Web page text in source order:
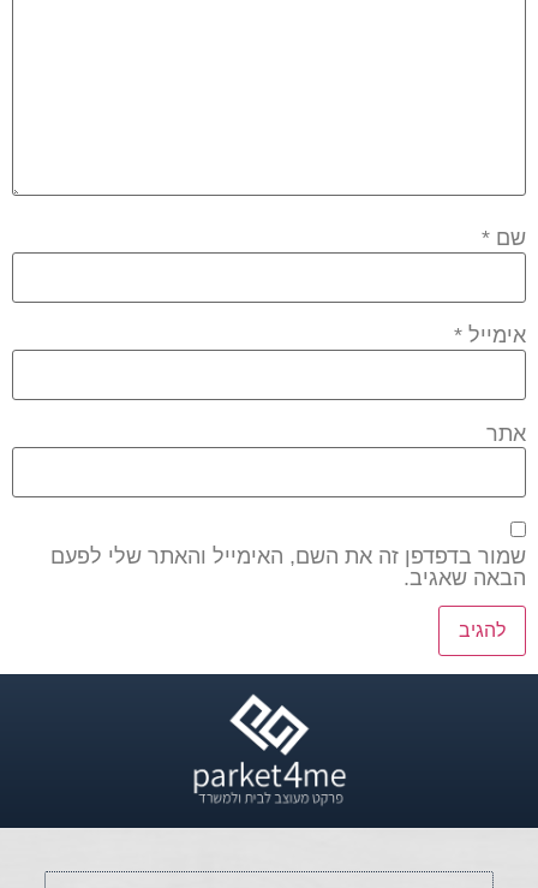
שם *
אימייל *
אתר
שמור בדפדפן זה את השם, האימייל והאתר שלי לפעם
הבאה שאגיב.